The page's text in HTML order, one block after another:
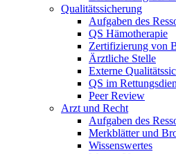
Qualitätssicherung
Aufgaben des
QS Hämotherapie
Zertifizierung von
Ärztliche Stelle
Externe
QS im
Peer Review
Arzt und Recht
Aufgaben des
Merkblätter und
Wissenswertes